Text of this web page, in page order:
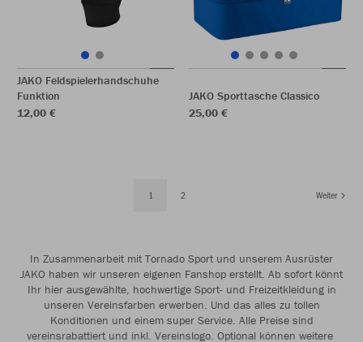
JAKO Feldspielerhandschuhe
Funktion
12,00 €
JAKO Sporttasche Classico
25,00 €
1 2 Weiter
In Zusammenarbeit mit Tornado Sport und unserem Ausrüster
JAKO haben wir unseren eigenen Fanshop erstellt. Ab sofort könnt
Ihr hier ausgewählte, hochwertige Sport- und Freizeitkleidung in
unseren Vereinsfarben erwerben. Und das alles zu tollen
Konditionen und einem super Service. Alle Preise sind
vereinsrabattiert und inkl. Vereinslogo. Optional können weitere